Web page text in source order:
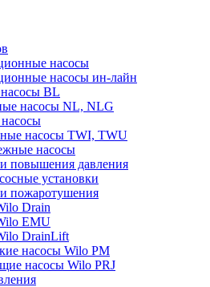
насосы
насосы ин-лайн
BL
насосы NL, NLG
насосы TWI, TWU
насосы
повышения давления
установки
пожаротушения
Drain
EMU
DrainLift
насосы Wilo PM
насосы Wilo PRJ